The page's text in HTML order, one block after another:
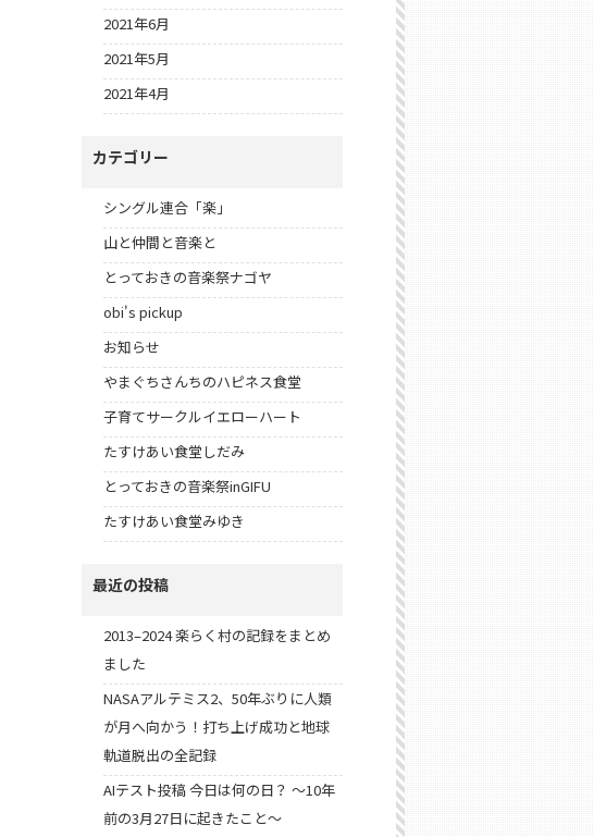
2021年6月
2021年5月
2021年4月
カテゴリー
シングル連合「楽」
山と仲間と音楽と
とっておきの音楽祭ナゴヤ
obi's pickup
お知らせ
やまぐちさんちのハピネス食堂
子育てサークルイエローハート
たすけあい食堂しだみ
とっておきの音楽祭inGIFU
たすけあい食堂みゆき
最近の投稿
2013–2024 楽らく村の記録をまとめ
ました
NASAアルテミス2、50年ぶりに人類
が月へ向かう！打ち上げ成功と地球
軌道脱出の全記録
AIテスト投稿 今日は何の日？ 〜10年
前の3月27日に起きたこと〜